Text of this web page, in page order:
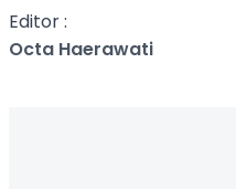
Editor :
Octa Haerawati